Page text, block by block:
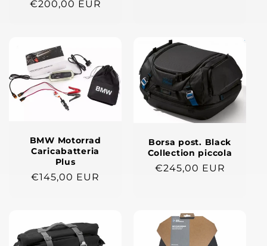
Prezzo
€200,00 EUR
BMW Motorrad
Caricabatteria
Plus
Prezzo
€145,00 EUR
Borsa post. Black
Collection piccola
Prezzo
€245,00 EUR
-50%